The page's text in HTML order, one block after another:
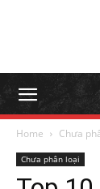
Home Chưa
Chưa phân loại